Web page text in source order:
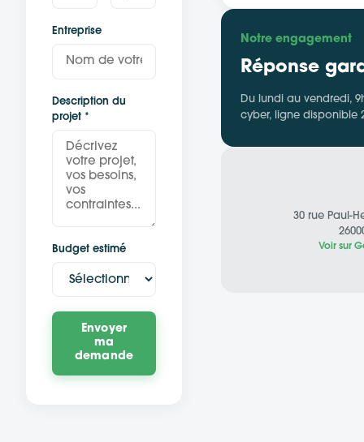
Entreprise
Description du
projet *
Budget estimé
Envoyer
ma
demande
Notre engagement
Réponse
Du lundi au vendredi,
cyber, ligne disponible
30 rue Paul-
Voir sur